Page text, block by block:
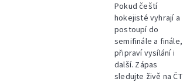
Pokud čeští
hokejisté vyhrají a
postoupí do
semifinále a finále,
připraví vysílání i
další. Zápas
sledujte živě na ČT